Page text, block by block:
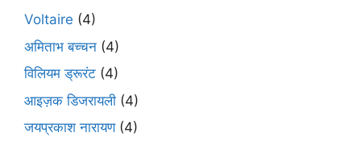
Voltaire (4)
अमिताभ बच्चन (4)
विलियम ड्रूरंट (4)
आइज़क डिजरायली (4)
जयप्रकाश नारायण(4)